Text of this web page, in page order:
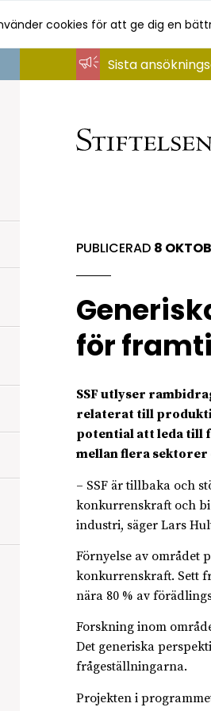
cookies för att ge dig en
Sista
PUBLICERAD 8
för
SSF utlyser
relaterat till
potential att leda till
mellan flera sektorer
– SSF är tillbaka och
konkurrenskraft och
industri, säger Lars
Förnyelse av området
konkurrenskraft. Sett
nära 80 % av
Forskning inom
Det generiska
frågeställningarna.
Projekten i